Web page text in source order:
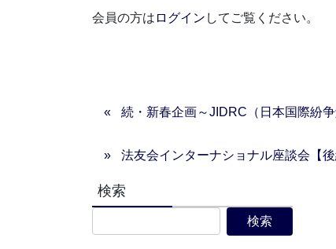
会員の方は ログイン してご覧ください。
続・新春企画～JIDRC（日本国際紛
法友会インターナショナル座談会【後
検索